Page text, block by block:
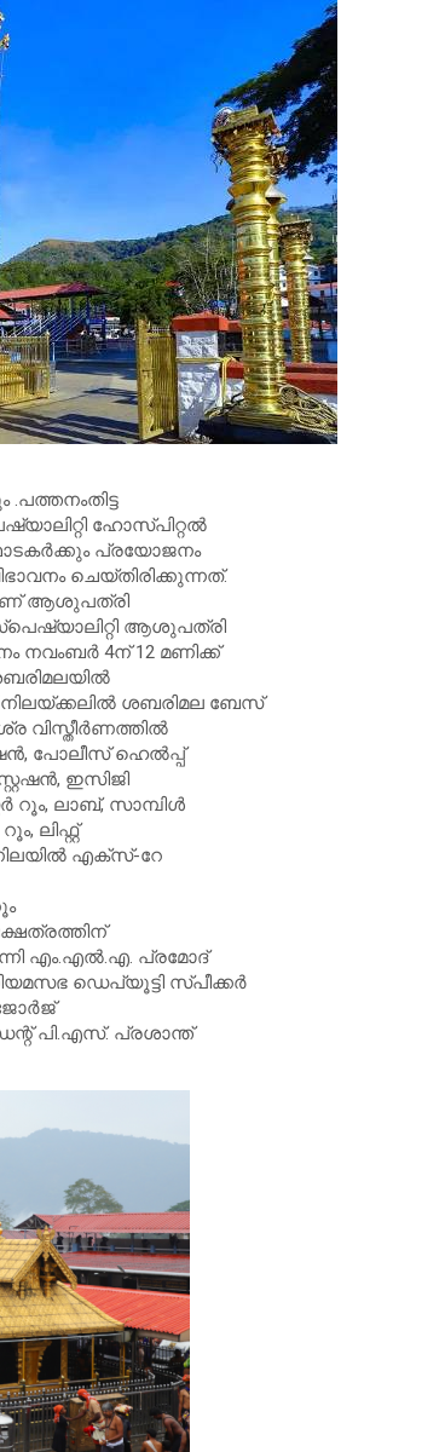
ഹോസ്പിറ്റൽ
പ്രയോജനം
ചെയ്തിരിക്കുന്നത്.
ആശുപത്രി
ആശുപത്രി
നവംബർ 4ന് 12 മണിക്ക്
ശബരിമല ബേസ്
വിസ്തീർണത്തിൽ
പോലീസ് ഹെൽപ്പ്
ഇസിജി
റൂം, ലാബ്, സാമ്പിൾ
ലിഫ്റ്റ്
നിലയിൽ എക്സ്-റേ
എം.എൽ.എ. പ്രമോദ്
ഡെപ്യൂട്ടി സ്പീക്കർ
പി.എസ്. പ്രശാന്ത്